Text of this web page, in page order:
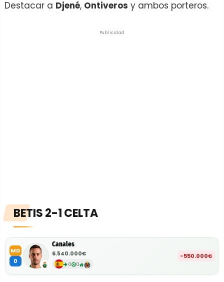
Destacar a Djené, Ontiveros y ambos porteros.
Publicidad
BETIS 2-1 CELTA
MD
0
Canales
6.540.000€
0 0
-550.000€